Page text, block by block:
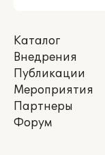
Каталог
Внедрения
Публикации
Мероприятия
Партнеры
Форум